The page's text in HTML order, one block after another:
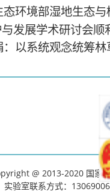
环境部湿地生态
发展学术研讨会顺
以系统观念统筹
@ 2013-2020 国家
室联系方式：